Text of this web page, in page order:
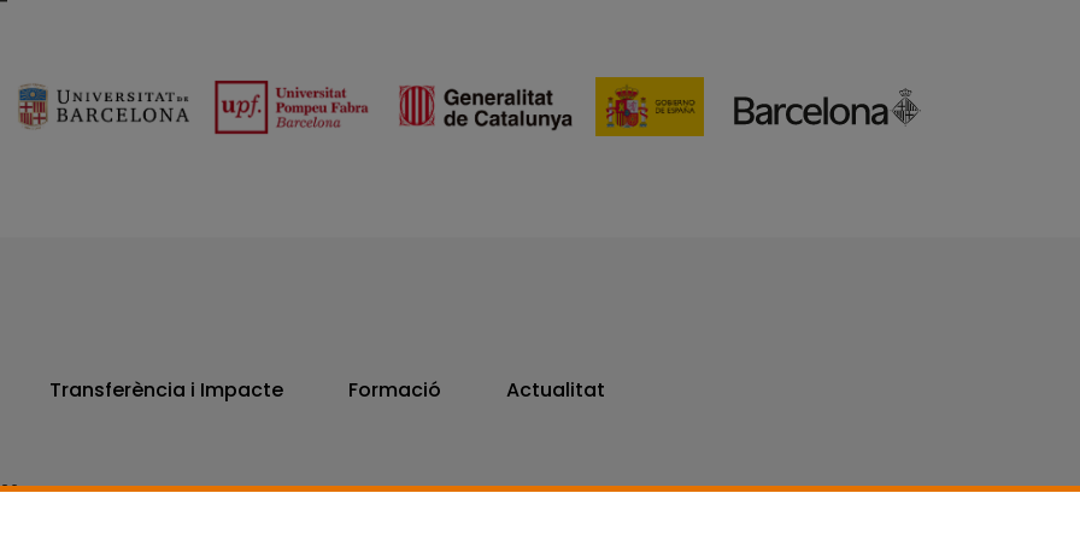
Transferència i Impacte Formació Actualitat